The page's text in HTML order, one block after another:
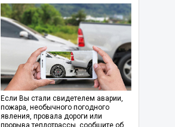
Если Вы стали свидетелем аварии,
пожара, необычного погодного
явления, провала дороги или
прорыва теплотрассы, сообщите об